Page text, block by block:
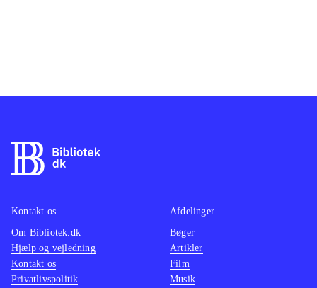
Kontakt os
Om Bibliotek.dk
Hjælp og vejledning
Kontakt os
Privatlivspolitik
Afdelinger
Bøger
Artikler
Film
Musik